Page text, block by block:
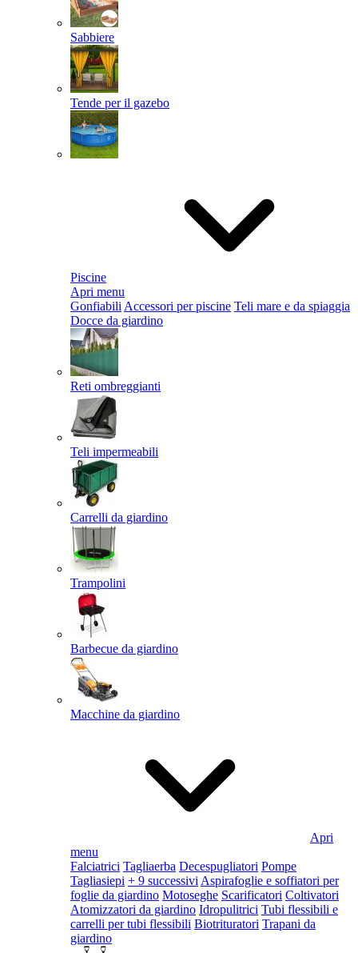
Sabbiere
Tende per il gazebo
Piscine
Apri menu
Gonfiabili Accessori per piscine Teli mare e da spiaggia
Docce da giardino
Reti ombreggianti
Teli impermeabili
Carrelli da giardino
Trampolini
Barbecue da giardino
Macchine da giardino
Apri
menu
Falciatrici Tagliaerba Decespugliatori Pompe
Tagliasiepi + 9 successivi Aspirafoglie e soffiatori per
foglie da giardino Motoseghe Scarificatori Coltivatori
Atomizzatori da giardino Idropulitrici Tubi flessibili e
carrelli per tubi flessibili Biotrituratori Trapani da
giardino